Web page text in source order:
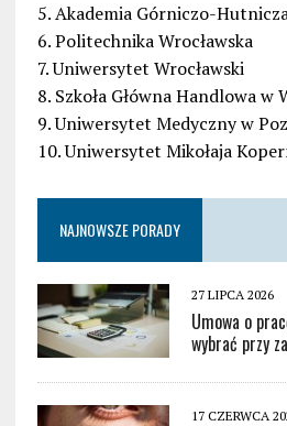
5. Akademia Górniczo-
6. Politechnika Wrocławska
7. Uniwersytet Wrocławski
8. Szkoła Główna Handlowa w
9. Uniwersytet Medyczny w
10. Uniwersytet Mikołaja
NAJNOWSZE PORADY
27 LIPCA 2026
Umowa o
wybrać przy
17 CZERWCA